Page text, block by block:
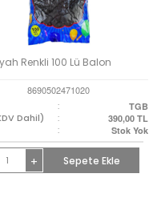
Renkli 100 Lü Balon
8690502471020
: TGB
Dahil) : 390,00 TL
: Stok Yok
+ Sepete Ekle